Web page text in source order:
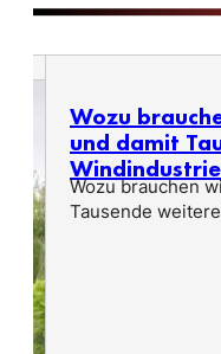
Wozu
und damit
Wozu brauchen
Tausende